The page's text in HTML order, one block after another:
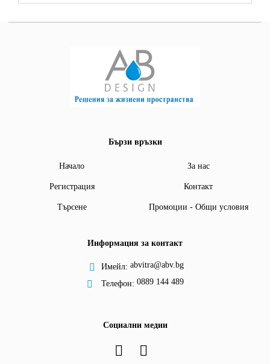
Бързи връзки
Начало За нас
Регистрация Контакт
Търсене Промоции - Общи условия
Информация за контакт
Имейл: abvitra@abv.bg
Телефон: 0889 144 489
Социални медии